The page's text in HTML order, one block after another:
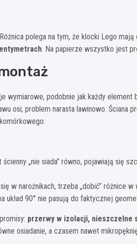
polega na tym, że klocki Lego
. Na papierze wszystko jest
podobnie jak każdy element
osi, problem narasta lawinowo. Ściana
„nie siada” równo, pojawiają się
w narożnikach, trzeba „dobić” różnice w
90° nie pasują do faktycznej
przerwy w izolacji, nieszczelne
osiadanie, a czasem nawet